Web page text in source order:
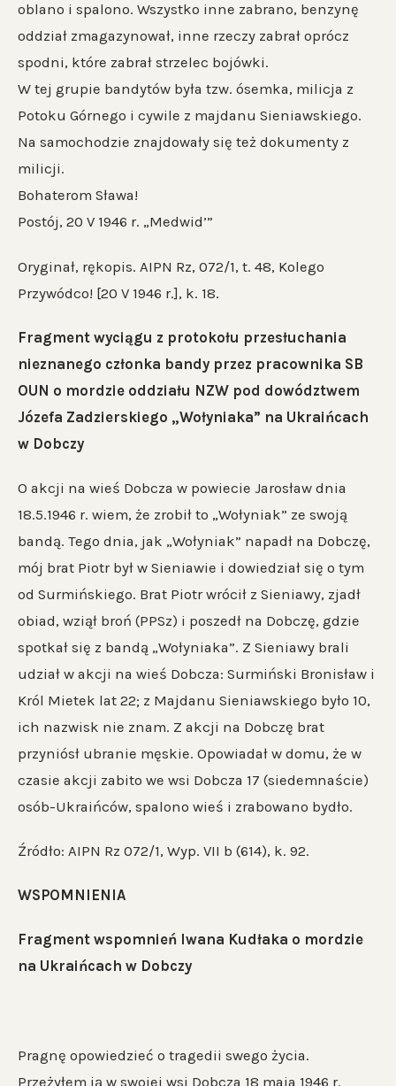
oblano i spalono. Wszystko inne zabrano, benzynę
oddział zmagazynował, inne rzeczy zabrał oprócz
spodni, które zabrał strzelec bojówki.
W tej grupie bandytów była tzw. ósemka, milicja z
Potoku Górnego i cywile z majdanu Sieniawskiego.
Na samochodzie znajdowały się też dokumenty z
milicji.
Bohaterom Sława!
Postój, 20 V 1946 r. „Medwid’”
Oryginał, rękopis. AIPN Rz, 072/1, t. 48, Kolego
Przywódco! [20 V 1946 r.], k. 18.
Fragment wyciągu z protokołu przesłuchania
nieznanego członka bandy przez pracownika SB
OUN o mordzie oddziału NZW pod dowództwem
Józefa Zadzierskiego „Wołyniaka” na Ukraińcach
w Dobczy
O akcji na wieś Dobcza w powiecie Jarosław dnia
18.5.1946 r. wiem, że zrobił to „Wołyniak” ze swoją
bandą. Tego dnia, jak „Wołyniak” napadł na Dobczę,
mój brat Piotr był w Sieniawie i dowiedział się o tym
od Surmińskiego. Brat Piotr wrócił z Sieniawy, zjadł
obiad, wziął broń (PPSz) i poszedł na Dobczę, gdzie
spotkał się z bandą „Wołyniaka”. Z Sieniawy brali
udział w akcji na wieś Dobcza: Surmiński Bronisław i
Król Mietek lat 22; z Majdanu Sieniawskiego było 10,
ich nazwisk nie znam. Z akcji na Dobczę brat
przyniósł ubranie męskie. Opowiadał w domu, że w
czasie akcji zabito we wsi Dobcza 17 (siedemnaście)
osób-Ukraińców, spalono wieś i zrabowano bydło.
Źródło: AIPN Rz 072/1, Wyp. VII b (614), k. 92.
WSPOMNIENIA
Fragment wspomnień Iwana Kudłaka o mordzie
na Ukraińcach w Dobczy
Pragnę opowiedzieć o tragedii swego życia.
Przeżyłem ją w swojej wsi Dobcza 18 maja 1946 r.